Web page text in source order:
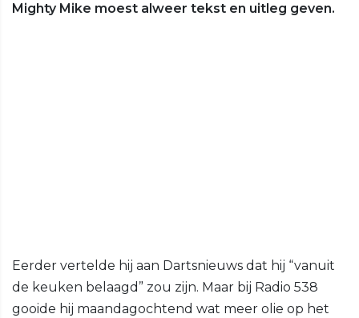
Mighty Mike moest alweer tekst en uitleg geven.
Eerder vertelde hij aan Dartsnieuws dat hij “vanuit
de keuken belaagd” zou zijn. Maar bij Radio 538
gooide hij maandagochtend wat meer olie op het